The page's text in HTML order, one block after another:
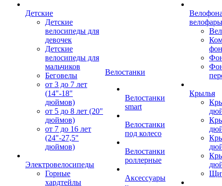
Детские
Детские
велосипеды для
девочек
Детские
велосипеды для
мальчиков
Беговелы
от 3 до 7 лет
(14"-18"
дюймов)
от 5 до 8 лет (20"
дюймов)
от 7 до 16 лет
(24"-27,5"
дюймов)
Электровелосипеды
Горные
хардтейлы
Велостанки
Велостанки
smart
Велостанки
под колесо
Велостанки
роллерные
Аксессуары
велофары
Крылья